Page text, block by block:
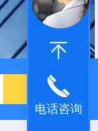
艾睿光电
电话咨询